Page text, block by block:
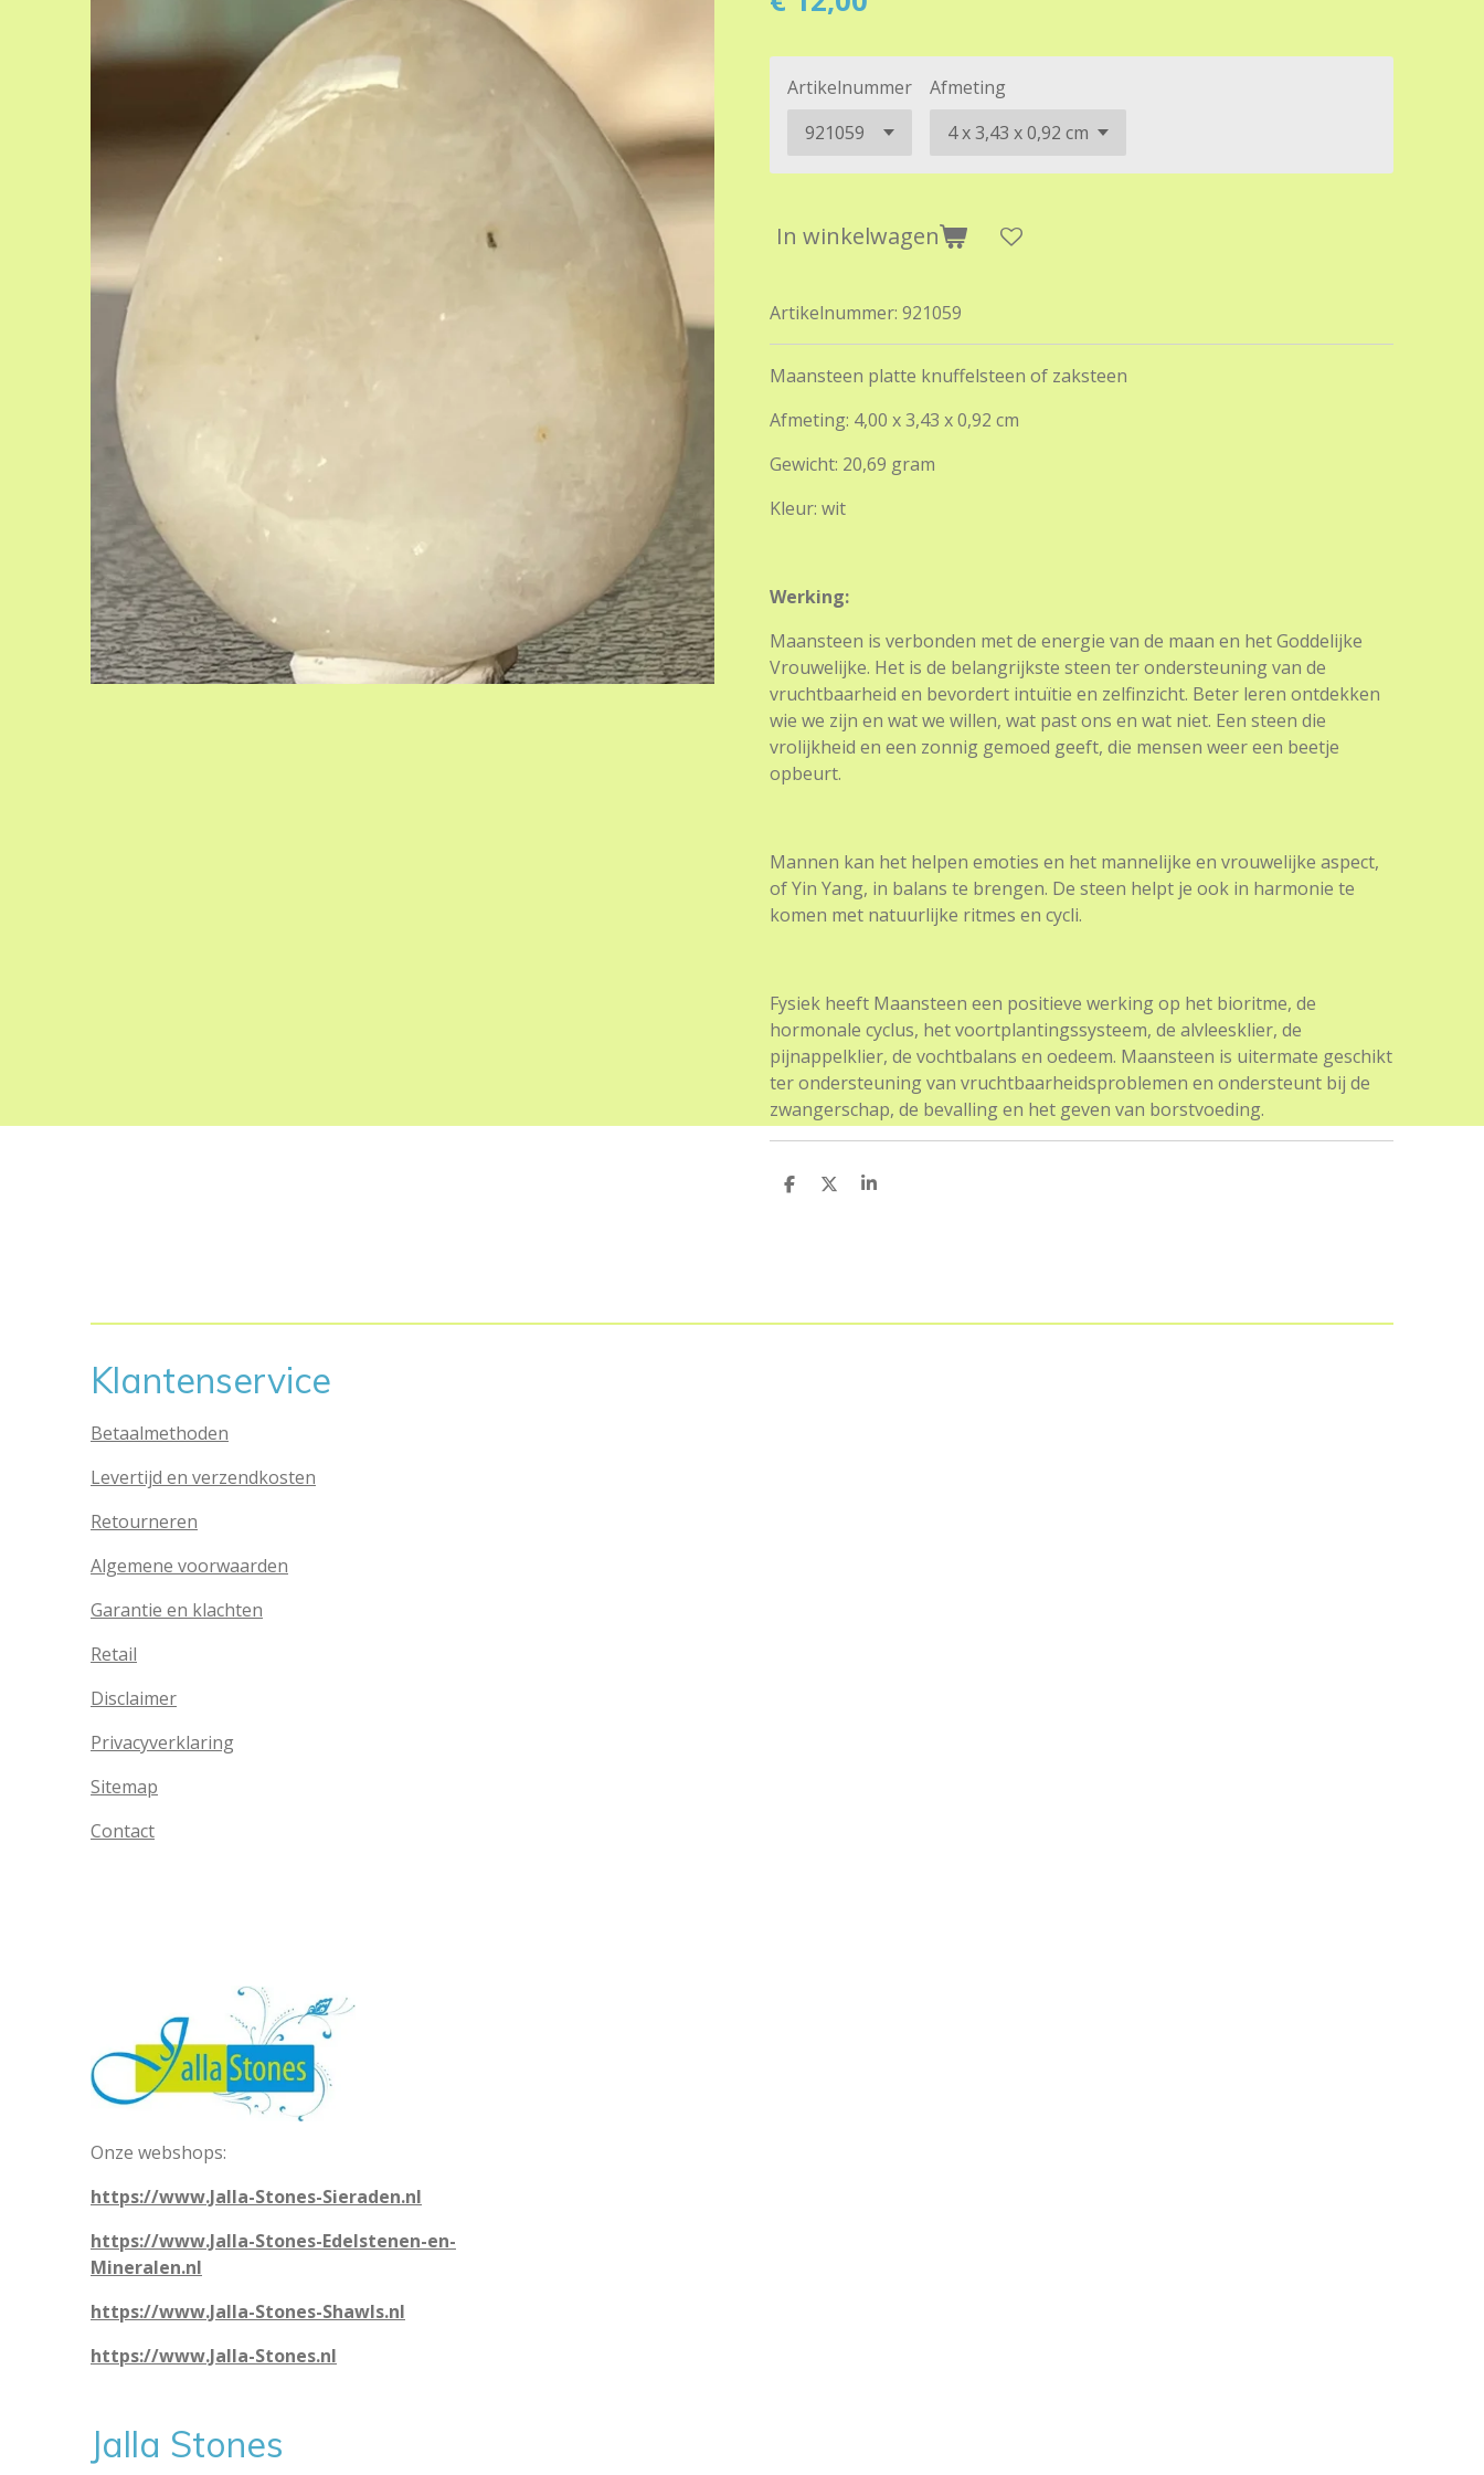
Artikelnummer Afmeting
In winkelwagen
Artikelnummer: 921059
Maansteen platte knuffelsteen of zaksteen
Afmeting: 4,00 x 3,43 x 0,92 cm
Gewicht: 20,69 gram
Kleur: wit
Werking:
Maansteen is verbonden met de energie van de maan en het Goddelijke
Vrouwelijke. Het is de belangrijkste steen ter ondersteuning van de
vruchtbaarheid en bevordert intuïtie en zelfinzicht. Beter leren ontdekken
wie we zijn en wat we willen, wat past ons en wat niet. Een steen die
vrolijkheid en een zonnig gemoed geeft, die mensen weer een beetje
opbeurt.
Mannen kan het helpen emoties en het mannelijke en vrouwelijke aspect,
of Yin Yang, in balans te brengen. De steen helpt je ook in harmonie te
komen met natuurlijke ritmes en cycli.
Fysiek heeft Maansteen een positieve werking op het bioritme, de
hormonale cyclus, het voortplantingssysteem, de alvleesklier, de
pijnappelklier, de vochtbalans en oedeem. Maansteen is uitermate geschikt
ter ondersteuning van vruchtbaarheidsproblemen en ondersteunt bij de
zwangerschap, de bevalling en het geven van borstvoeding.
D
D
S
Klantenservice
Betaalmethoden
Levertijd en verzendkosten
Retourneren
Algemene voorwaarden
Garantie en klachten
Retail
Disclaimer
Privacyverklaring
Sitemap
Contact
Onze webshops:
https://www.Jalla-Stones-Sieraden.nl
https://www.Jalla-Stones-Edelstenen-en-
Mineralen.nl
https://www.Jalla-Stones-Shawls.nl
https://www.Jalla-Stones.nl
Jalla Stones